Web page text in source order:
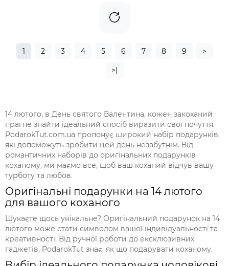
1 2 3 4 5 6 7 8 9 >
>|
14 лютого, в День святого Валентина, кожен закоханий
прагне знайти ідеальний спосіб виразити свої почуття.
PodarokTut.com.ua пропонує широкий набір подарунків,
які допоможуть зробити цей день незабутнім. Від
романтичних наборів до оригінальних подарунків
коханому, ми маємо все, щоб ваш коханий відчув вашу
турботу та любов.
Оригінальні подарунки на 14 лютого
для вашого коханого
Шукаєте щось унікальне? Оригінальний подарунок на 14
лютого може стати символом вашої індивідуальності та
креативності. Від ручної роботи до ексклюзивних
гаджетів, PodarokTut знає, як що подарувати коханому.